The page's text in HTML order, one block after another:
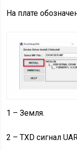
На плате
1 – Земля.
2 – TXD сигнал